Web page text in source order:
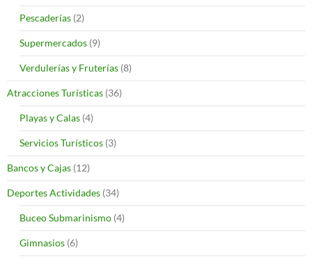
Pescaderías (2)
Supermercados (9)
Verdulerías y Fruterías (8)
Atracciones Turísticas (36)
Playas y Calas (4)
Servicios Turísticos (3)
Bancos y Cajas (12)
Deportes Actividades (34)
Buceo Submarinismo (4)
Gimnasios (6)